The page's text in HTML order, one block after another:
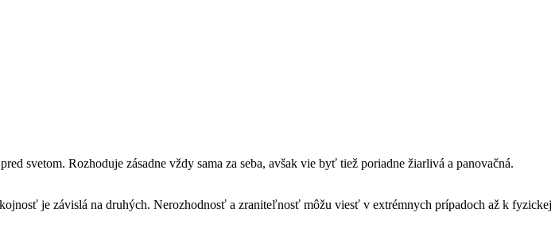
svetom. Rozhoduje zásadne vždy sama za seba, avšak vie byť tiež poriadne žiarlivá a panovačná.
je závislá na druhých. Nerozhodnosť a zraniteľnosť môžu viesť v extrémnych prípadoch až k fyzickej